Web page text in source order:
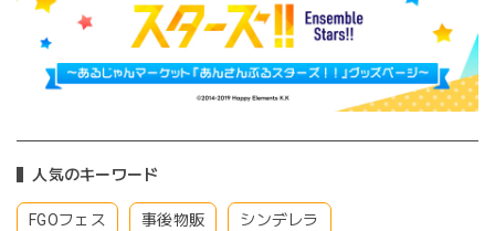
人気のキーワード
FGOフェス 事後物販 シンデレラ